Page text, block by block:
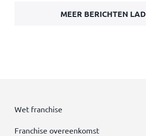
MEER BERICHTEN
Wet franchise
Franchise overeenkomst